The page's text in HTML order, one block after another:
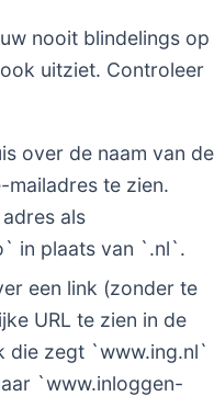
nooit blindelings op
uitziet. Controleer
over de naam van de
te zien.
als
in plaats van `.nl`.
een link (zonder te
URL te zien in de
die zegt `www.ing.nl`
`www.inloggen-